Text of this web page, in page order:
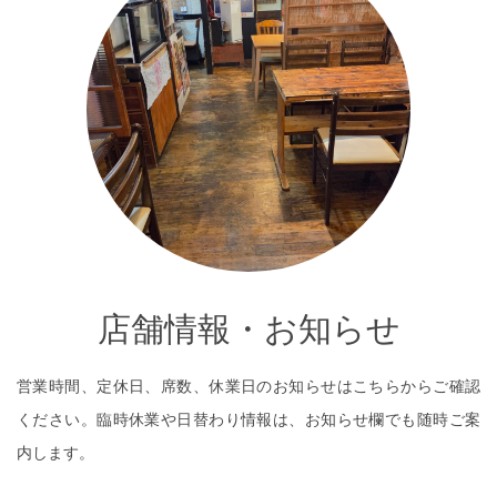
店舗情報・お知らせ
営業時間、定休日、席数、休業日のお知らせはこちらからご確認
ください。臨時休業や日替わり情報は、お知らせ欄でも随時ご案
内します。